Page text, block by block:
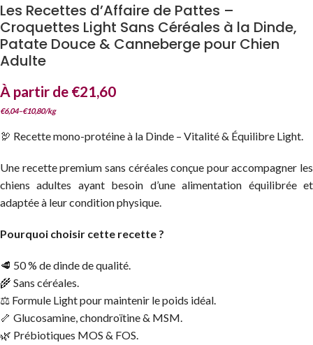
Les Recettes d’Affaire de Pattes –
Croquettes Light Sans Céréales à la Dinde,
Patate Douce & Canneberge pour Chien
Adulte
À partir de €21,60
€6,04–€10,80/kg
🦃 Recette mono-protéine à la Dinde – Vitalité & Équilibre Light.
Une recette premium sans céréales conçue pour accompagner les
chiens adultes ayant besoin d’une alimentation équilibrée et
adaptée à leur condition physique.
Pourquoi choisir cette recette ?
🥩 50 % de dinde de qualité.
🌾 Sans céréales.
⚖️ Formule Light pour maintenir le poids idéal.
🦴 Glucosamine, chondroïtine & MSM.
🌿 Prébiotiques MOS & FOS.